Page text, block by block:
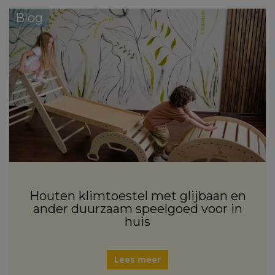
Blog
Houten klimtoestel met glijbaan en
ander duurzaam speelgoed voor in
huis
Lees meer